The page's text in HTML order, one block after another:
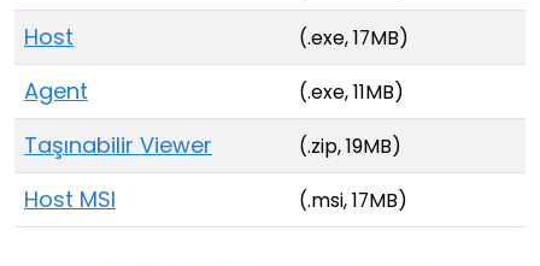
Host (.exe, 17MB)
Agent (.exe, 11MB)
Taşınabilir Viewer (.zip, 19MB)
Host MSI (.msi, 17MB)